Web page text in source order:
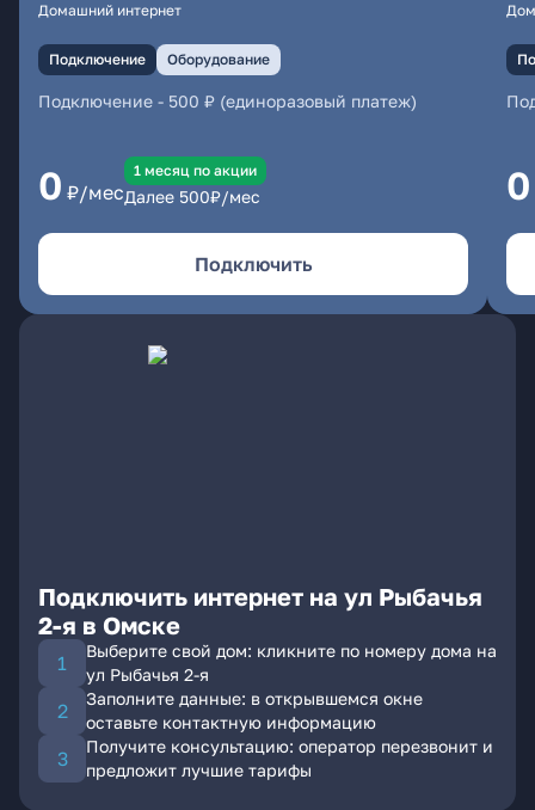
Домашний интернет
Подключение Оборудование
Подключение - 500 ₽ (единоразовый платеж)
0 ₽/мес
1 месяц по акции
Далее 500₽/мес
Подключить
0
Подключить интернет на ул Рыбачья
2-я в Омске
Выберите свой дом: кликните по номеру дома на
ул Рыбачья 2-я
Заполните данные: в открывшемся окне
оставьте контактную информацию
Получите консультацию: оператор перезвонит и
предложит лучшие тарифы